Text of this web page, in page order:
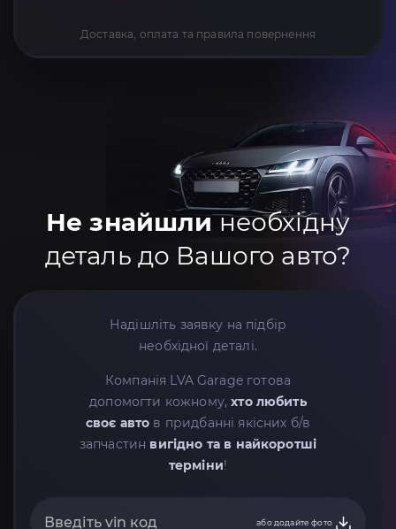
Доставка, оплата та правила повернення
Не знайшлинеобхідну
деталь до Вашого авто?
Надішліть заявку на підбір
необхідної деталі.
Компанія LVA Garage готова
допомогти кожному,хто любить
своє авто в придбанні якісних б/в
запчастин вигідно та в найкоротші
терміни!
або додайте фото